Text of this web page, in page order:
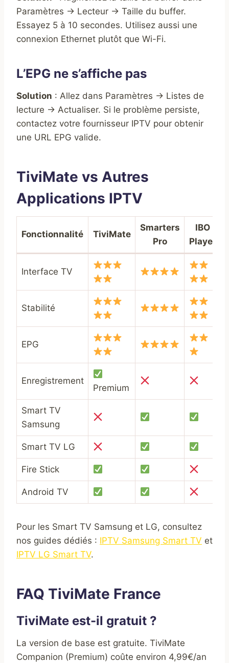
Paramètres → Lecteur → Taille du buffer.
Essayez 5 à 10 secondes. Utilisez aussi une
connexion Ethernet plutôt que Wi-Fi.
L’EPG ne s’affiche pas
Solution : Allez dans Paramètres → Listes de
lecture → Actualiser. Si le problème persiste,
contactez votre fournisseur IPTV pour obtenir
une URL EPG valide.
TiviMate vs Autres
Applications IPTV
Fonctionnalité TiviMate
Smarters
Pro
IBO
Player
Interface TV
Stabilité
EPG
Enregistrement
Premium
Smart TV
Samsung
Smart TV LG
Fire Stick
Android TV
Pour les Smart TV Samsung et LG, consultez
nos guides dédiés : IPTV Samsung Smart TV et
IPTV LG Smart TV.
FAQ TiviMate France
TiviMate est-il gratuit ?
La version de base est gratuite. TiviMate
Companion (Premium) coûte environ 4,99€/an